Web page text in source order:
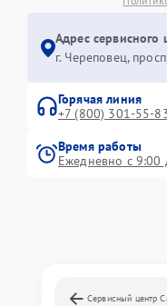
Адрес сервисного
г. Череповец,
Горячая линия
+7 (800) 301-55-
Время работы
Ежедневно с 9:00
Сервисный центр